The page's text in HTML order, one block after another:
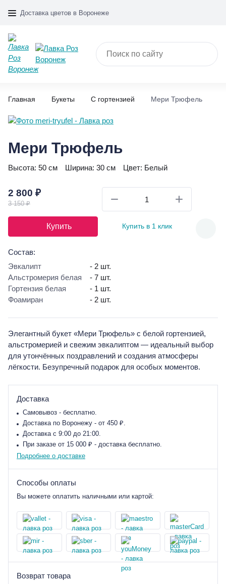
Доставка цветов в Воронеже
Главная Букеты С гортензией Мери Трюфель
Мери Трюфель
Высота: 50 см Ширина: 30 см Цвет: Белый
2 800 ₽
3 150 ₽
Купить Купить в 1 клик
Состав:
Эвкалипт
- 2 шт.
Альстромерия белая
- 7 шт.
Гортензия белая
- 1 шт.
Фоамиран
- 2 шт.
Элегантный букет «Мери Трюфель» с белой гортензией,
альстромерией и свежим эвкалиптом — идеальный выбор
для утончённых поздравлений и создания атмосферы
лёгкости. Безупречный подарок для особых моментов.
Доставка
Самовывоз - бесплатно.
Доставка по Воронежу - от 450 ₽.
Доставка с 9:00 до 21:00.
При заказе от 15 000 ₽ - доставка бесплатно.
Подробнее о доставке
Способы оплаты
Вы можете оплатить наличными или картой:
Возврат товара